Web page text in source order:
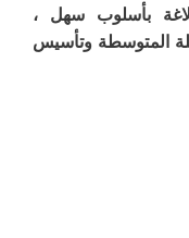
بأسلوب سهل ،
المتوسطة وتأسيس